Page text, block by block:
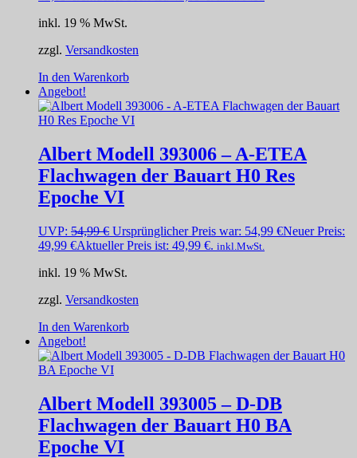
inkl. 19 % MwSt.
zzgl. Versandkosten
In den Warenkorb
Angebot!
Albert Modell 393006 – A-ETEA
Flachwagen der Bauart H0 Res
Epoche VI
UVP: 54,99€ Ursprünglicher Preis war: 54,99 €Neuer Preis:
49,99 €Aktueller Preis ist: 49,99 €. inkl.MwSt.
inkl. 19 % MwSt.
zzgl. Versandkosten
In den Warenkorb
Angebot!
Albert Modell 393005 – D-DB
Flachwagen der Bauart H0 BA
Epoche VI